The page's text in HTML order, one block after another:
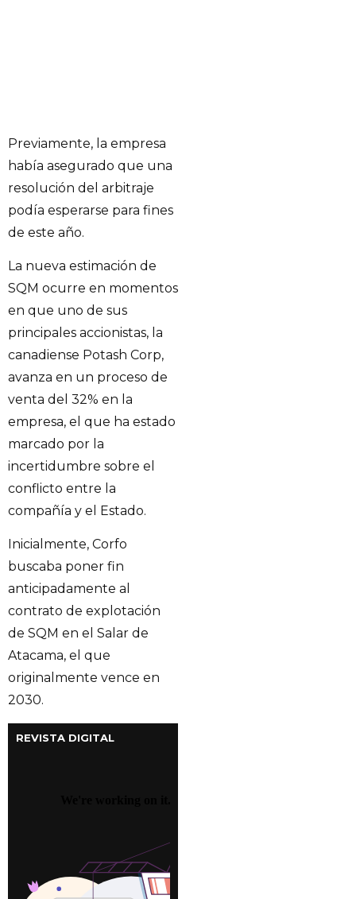
Previamente, la empresa
había asegurado que una
resolución del arbitraje
podía esperarse para fines
de este año.
La nueva estimación de
SQM ocurre en momentos
en que uno de sus
principales accionistas, la
canadiense Potash Corp,
avanza en un proceso de
venta del 32% en la
empresa, el que ha estado
marcado por la
incertidumbre sobre el
conflicto entre la
compañía y el Estado.
Inicialmente, Corfo
buscaba poner fin
anticipadamente al
contrato de explotación
de SQM en el Salar de
Atacama, el que
originalmente vence en
2030.
REVISTA DIGITAL